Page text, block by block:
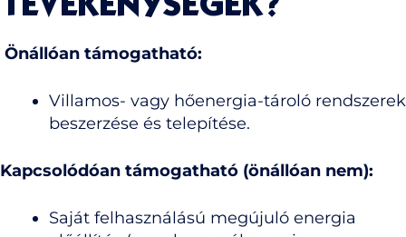
TEVÉKENYSÉGEK?
Önállóan támogatható:
Villamos- vagy hőenergia-tároló rendszerek
beszerzése és telepítése.
Kapcsolódóan támogatható (önállóan nem):
Saját felhasználású megújuló energia